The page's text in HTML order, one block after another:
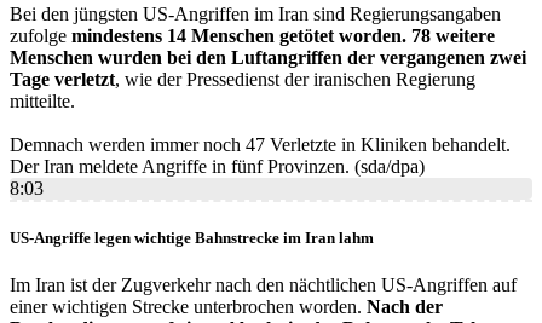
Bei den jüngsten US-Angriffen im Iran sind Regierungsangaben
zufolge mindestens 14 Menschen getötet worden. 78 weitere
Menschen wurden bei den Luftangriffen der vergangenen zwei
Tage verletzt, wie der Pressedienst der iranischen Regierung
mitteilte.
Demnach werden immer noch 47 Verletzte in Kliniken behandelt.
Der Iran meldete Angriffe in fünf Provinzen. (sda/dpa)
8:03
US-Angriffe legen wichtige Bahnstrecke im Iran lahm
Im Iran ist der Zugverkehr nach den nächtlichen US-Angriffen auf
einer wichtigen Strecke unterbrochen worden. Nach der